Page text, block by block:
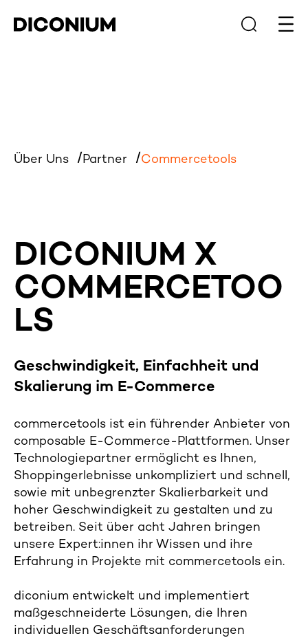
Über Uns Partner Commercetools
DICONIUM X
COMMERCETOO
LS
Geschwindigkeit, Einfachheit und
Skalierung im E-Commerce
commercetools ist ein führender Anbieter von
composable E-Commerce-Plattformen. Unser
Technologiepartner ermöglicht es Ihnen,
Shoppingerlebnisse unkompliziert und schnell,
sowie mit unbegrenzter Skalierbarkeit und
hoher Geschwindigkeit zu gestalten und zu
betreiben. Seit über acht Jahren bringen
unsere Expert:innen ihr Wissen und ihre
Erfahrung in Projekte mit commercetools ein.
diconium entwickelt und implementiert
maßgeschneiderte Lösungen, die Ihren
individuellen Geschäftsanforderungen